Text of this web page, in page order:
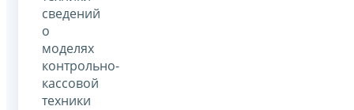
сведений
о
моделях
контрольно-
кассовой
техники